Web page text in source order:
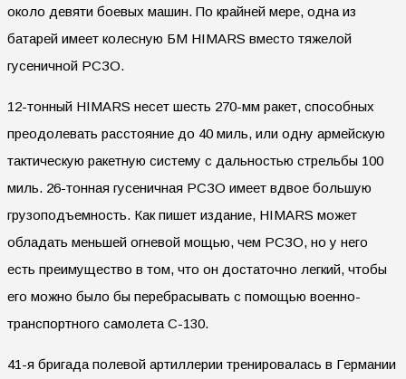
около девяти боевых машин. По крайней мере, одна из
батарей имеет колесную БМ HIMARS вместо тяжелой
гусеничной РСЗО.
12-тонный HIMARS несет шесть 270-мм ракет, способных
преодолевать расстояние до 40 миль, или одну армейскую
тактическую ракетную систему с дальностью стрельбы 100
миль. 26-тонная гусеничная РСЗО имеет вдвое большую
грузоподъемность. Как пишет издание, HIMARS может
обладать меньшей огневой мощью, чем РСЗО, но у него
есть преимущество в том, что он достаточно легкий, чтобы
его можно было бы перебрасывать с помощью военно-
транспортного самолета C-130.
41-я бригада полевой артиллерии тренировалась в Германии